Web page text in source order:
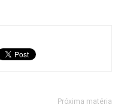
Próxima matéria